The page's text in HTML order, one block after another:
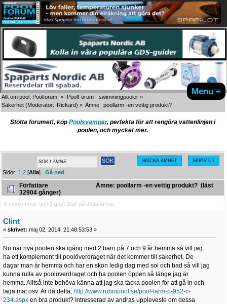
Menu ≡
Allt om pool, Poolforum! » PoolForum - swimmingpooler »
Säkerhet (Moderator: Rickard) » Ämne: poollarm -en vettig produkt?
Stötta forumet!, köp Poolsvampar, perfekta för att rengöra vattenlinjen i
poolen, och mycket mer.
SKICKA ÄMNET SKRIV UT
Sidor: 1 2 [Alla]Gå ned
Författare
Ämne: poollarm -en vettig produkt? (läst
32904 gånger)
0 medlemmar och 1 gäst tittar på detta ämne.
Clint
« skrivet: maj 02, 2014, 21:48:53:53 »
Nu när nya poolen ska igång med 2 barn på 7 och 9 år hemma så vill jag
ha ett komplement till poolöverdraget när det kommer till säkerhet. De
dagar man är hemma och har en skön ledig dag med sol och bad så vill jag
kunna rulla av poolöverdraget och ha poolen öppen så länge jag är
hemma. Alltså inte behöva känna att jag ska täcka poolen för att gå in och
laga mat osv. Är då detta, http://www.rubinpool.se/pool-larm-p-952-c-
234.aspx en bra produkt? Intresserad av andras upplevesle om dessa